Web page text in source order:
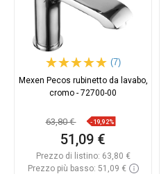
(7)
Mexen Pecos rubinetto da lavabo,
cromo - 72700-00
63,80 € -19,92%
51,09 €
Prezzo di listino: 63,80 €
Prezzo più basso: 51,09 €